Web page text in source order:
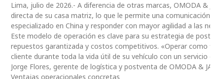
Lima, julio de 2026.- A diferencia de otras marcas, OMODA &
directa de su casa matriz, lo que le permite una comunicación
especializado en China y responder con mayor agilidad a las
Este modelo de operación es clave para su estrategia de
repuestos garantizada y costos competitivos. «Operar como
cliente durante toda la vida útil de su vehículo con un servicio
Jorge Flores, gerente de logística y postventa de OMODA &
Ventajas operacionales concretas